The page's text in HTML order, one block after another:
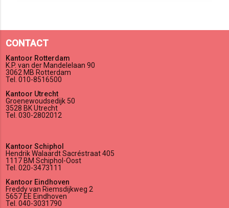
CONTACT
Kantoor Rotterdam
K.P. van der Mandelelaan 90
3062 MB Rotterdam
Tel. 010-8516500
Kantoor Utrecht
Groenewoudsedijk 50
3528 BK Utrecht
Tel. 030-2802012
Kantoor Schiphol
Hendrik Walaardt Sacréstraat 405
1117 BM Schiphol-Oost
Tel. 020-3473111
Kantoor Eindhoven
Freddy van Riemsdijkweg 2
5657 EE Eindhoven
Tel. 040-3031790